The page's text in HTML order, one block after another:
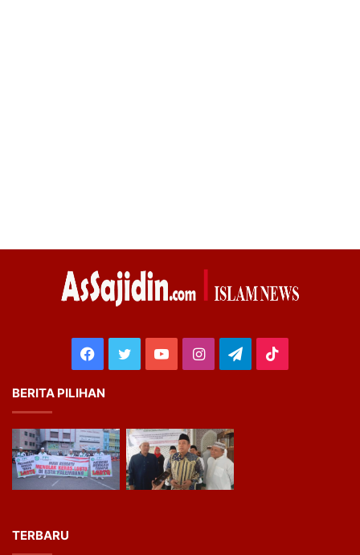
Facebook
TwitterYouTubeInstagram
Telegram
BERITA PILIHAN
TERBARU